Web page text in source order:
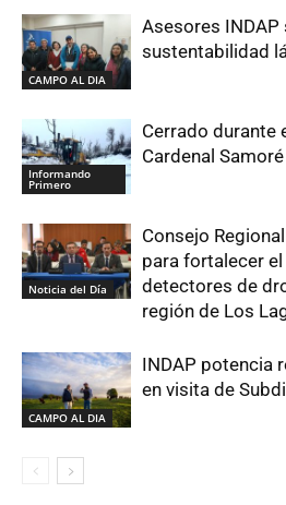
CAMPO AL DIA
Asesores INDAP
sustentabilidad
Informando
Primero
Cerrado durante
Cardenal Samoré
Noticia del Día
Consejo
para fortalecer
detectores de
región de Los
CAMPO AL DIA
INDAP potencia
en visita de